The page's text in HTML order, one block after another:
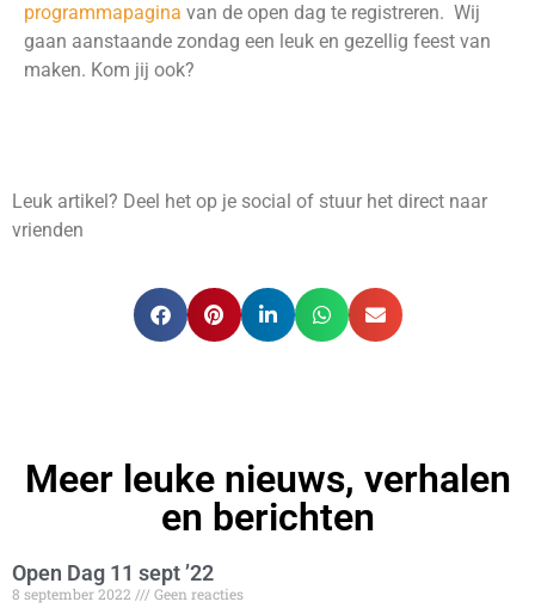
programmapagina van de open dag te registreren. Wij
gaan aanstaande zondag een leuk en gezellig feest van
maken. Kom jij ook?
Leuk artikel? Deel het op je social of stuur het direct naar
vrienden
Meer leuke nieuws, verhalen
en berichten
Open Dag 11 sept ’22
8 september 2022
Geen reacties